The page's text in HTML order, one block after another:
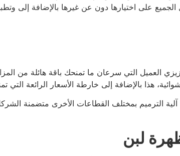
على اختيارها دون عن غيرها بالإضافة إلى
العميل التي سرعان ما تمنحك باقة هائلة من
هذا بالإضافة إلى خارطة الأسعار الرائعة التي
الترميم بمختلف القطاعات الأخرى متضمنة
لبن